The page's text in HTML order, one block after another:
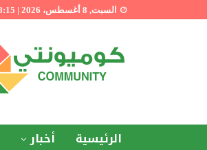
السبت, 8 أغسطس، 2026 | 8:15 م
الرئيسية أخبار